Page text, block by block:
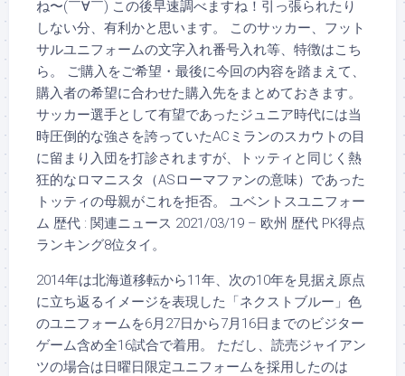
ね〜(￣∀￣) この後早速調べますね！引っ張られたり
しない分、有利かと思います。 このサッカー、フット
サルユニフォームの文字入れ番号入れ等、特徴はこち
ら。 ご購入をご希望・最後に今回の内容を踏まえて、
購入者の希望に合わせた購入先をまとめておきます。
サッカー選手として有望であったジュニア時代には当
時圧倒的な強さを誇っていたACミランのスカウトの目
に留まり入団を打診されますが、トッティと同じく熱
狂的なロマニスタ（ASローマファンの意味）であった
トッティの母親がこれを拒否。 ユベントスユニフォー
ム 歴代 : 関連ニュース 2021/03/19 – 欧州 歴代 PK得点
ランキング8位タイ。
2014年は北海道移転から11年、次の10年を見据え原点
に立ち返るイメージを表現した「ネクストブルー」色
のユニフォームを6月27日から7月16日までのビジター
ゲーム含め全16試合で着用。 ただし、読売ジャイアン
ツの場合は日曜日限定ユニフォームを採用したのは